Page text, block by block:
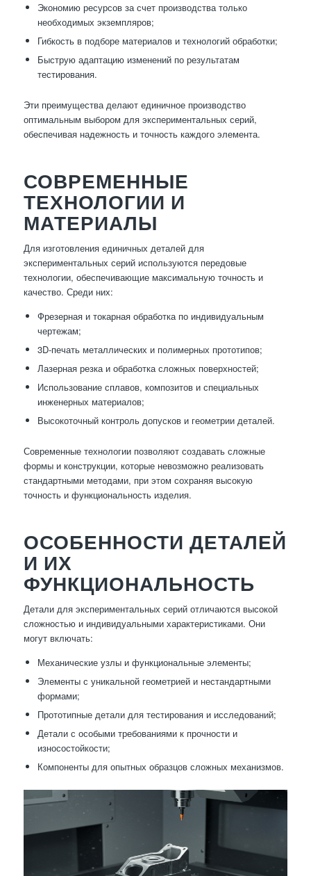
Экономию ресурсов за счет производства только
необходимых экземпляров;
Гибкость в подборе материалов и технологий обработки;
Быструю адаптацию изменений по результатам
тестирования.
Эти преимущества делают единичное производство
оптимальным выбором для экспериментальных серий,
обеспечивая надежность и точность каждого элемента.
СОВРЕМЕННЫЕ
ТЕХНОЛОГИИ И
МАТЕРИАЛЫ
Для изготовления единичных деталей для
экспериментальных серий используются передовые
технологии, обеспечивающие максимальную точность и
качество. Среди них:
Фрезерная и токарная обработка по индивидуальным
чертежам;
3D-печать металлических и полимерных прототипов;
Лазерная резка и обработка сложных поверхностей;
Использование сплавов, композитов и специальных
инженерных материалов;
Высокоточный контроль допусков и геометрии деталей.
Современные технологии позволяют создавать сложные
формы и конструкции, которые невозможно реализовать
стандартными методами, при этом сохраняя высокую
точность и функциональность изделия.
ОСОБЕННОСТИ ДЕТАЛЕЙ
И ИХ
ФУНКЦИОНАЛЬНОСТЬ
Детали для экспериментальных серий отличаются высокой
сложностью и индивидуальными характеристиками. Они
могут включать:
Механические узлы и функциональные элементы;
Элементы с уникальной геометрией и нестандартными
формами;
Прототипные детали для тестирования и исследований;
Детали с особыми требованиями к прочности и
износостойкости;
Компоненты для опытных образцов сложных механизмов.